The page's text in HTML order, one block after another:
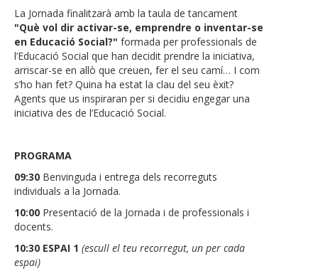
La Jornada finalitzarà amb la taula de tancament
"Què vol dir activar-se, emprendre o inventar-se
en Educació Social?" formada per professionals de
l’Educació Social que han decidit prendre la iniciativa,
arriscar-se en allò que creuen, fer el seu camí… I com
s’ho han fet? Quina ha estat la clau del seu èxit?
Agents que us inspiraran per si decidiu engegar una
iniciativa des de l’Educació Social.
PROGRAMA
09:30 Benvinguda i entrega dels recorreguts
individuals a la Jornada.
10:00 Presentació de la Jornada i de professionals i
docents.
10:30 ESPAI 1 (escull el teu recorregut, un per cada
espai)